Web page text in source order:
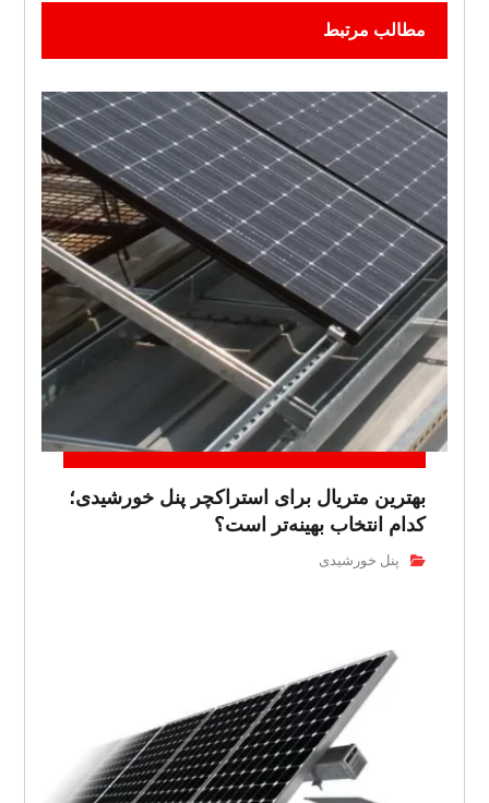
مطالب مرتبط
بهترین متریال برای استراکچر پنل خورشیدی؛
کدام انتخاب بهینه‌تر است؟
پنل خورشیدی